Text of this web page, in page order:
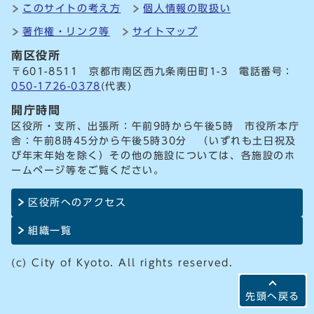
先頭へ戻る
このサイトの考え方 個人情報の取扱い
著作権・リンク等 サイトマップ
南区役所
〒601-8511 京都市南区西九条南田町1-3 電話番号：
050-1726-0378 (代表)
開庁時間
区役所・支所、出張所：午前9時から午後5時 市役所本庁
舎：午前8時45分から午後5時30分 （いずれも土日祝及
び年末年始を除く）その他の施設については、各施設のホ
ームページ等をご覧ください。
区役所へのアクセス
組織一覧
(c) City of Kyoto. All rights reserved.